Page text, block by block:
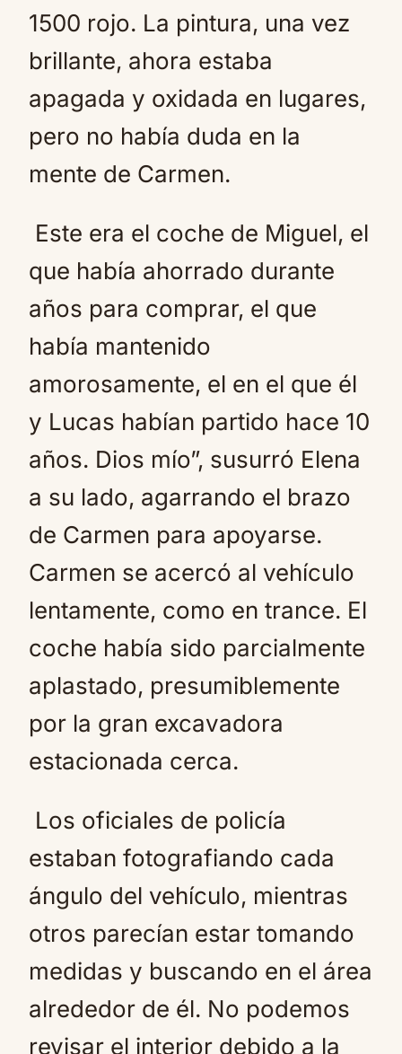
1500 rojo. La pintura, una vez
brillante, ahora estaba
apagada y oxidada en lugares,
pero no había duda en la
mente de Carmen.
Este era el coche de Miguel, el
que había ahorrado durante
años para comprar, el que
había mantenido
amorosamente, el en el que él
y Lucas habían partido hace 10
años. Dios mío”, susurró Elena
a su lado, agarrando el brazo
de Carmen para apoyarse.
Carmen se acercó al vehículo
lentamente, como en trance. El
coche había sido parcialmente
aplastado, presumiblemente
por la gran excavadora
estacionada cerca.
Los oficiales de policía
estaban fotografiando cada
ángulo del vehículo, mientras
otros parecían estar tomando
medidas y buscando en el área
alrededor de él. No podemos
revisar el interior debido a la